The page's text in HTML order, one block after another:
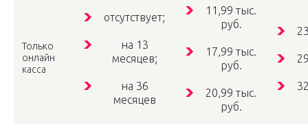
Только
онлайн
касса
отсутствует;
на 13
месяцев;
на 36
месяцев
11,99 тыс.
руб.
17,99 тыс.
руб.
20,99 тыс.
руб.